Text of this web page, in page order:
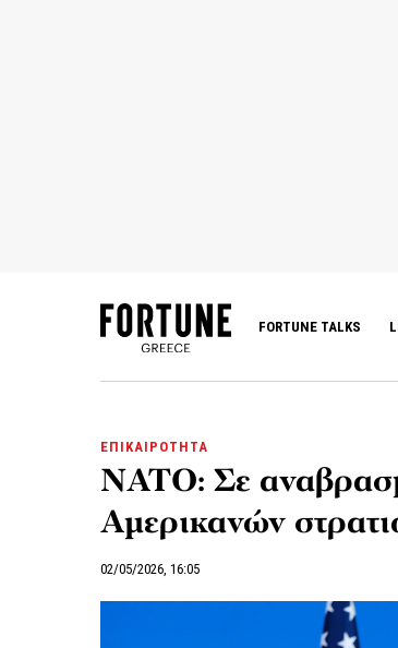
FORTUNE TALKS
ΕΠΙΚΑΙΡΟΤΗΤΑ
ΝΑΤΟ: Σε
Αμερικανών
02/05/2026, 16:05